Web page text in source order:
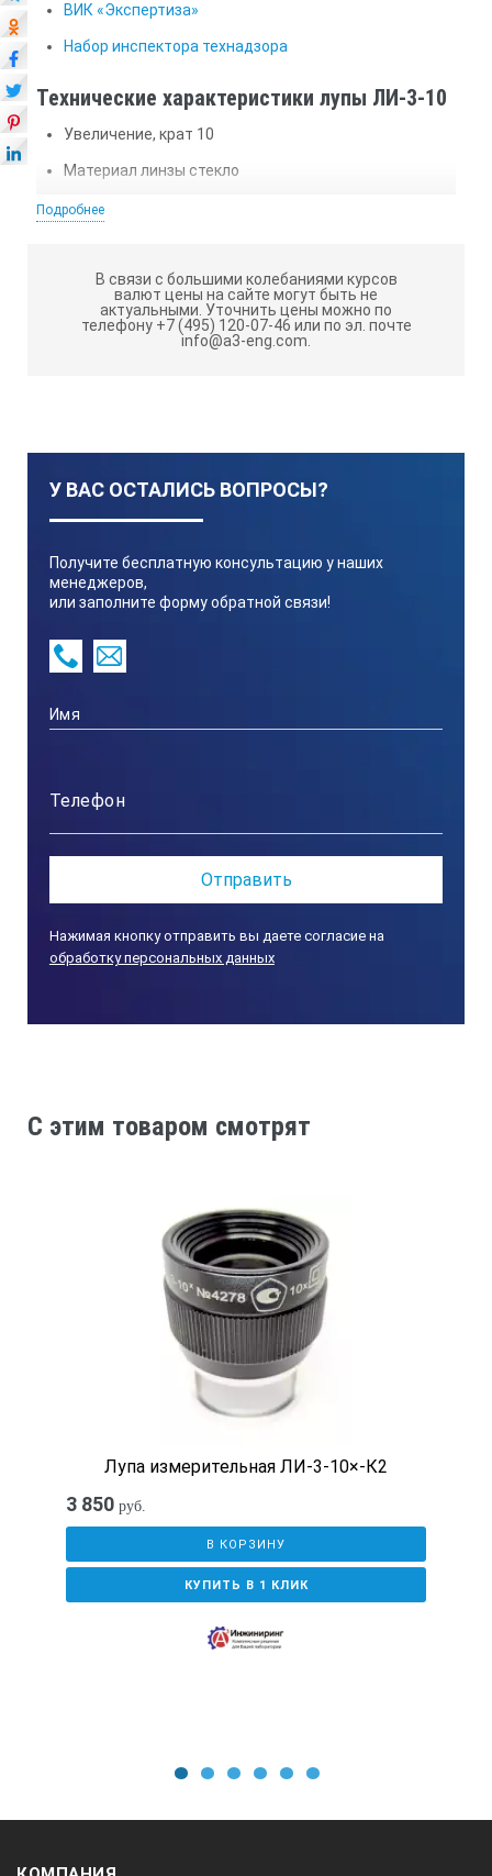
ВИК «Экспертиза»
Набор инспектора технадзора
Технические характеристики лупы ЛИ-3-10
Увеличение, крат 10
Материал линзы стекло
Материал корпуса пластик
Подсветка есть
Источник питания нет
Погрешность, мм 0,02
Преимущества лупы ЛИ-3-10
Небольшие габариты - Ф45х52 (высота) мм;
Удобство хранения.
Подробнее
В связи с большими колебаниями курсов
валют цены на сайте могут быть не
актуальными. Уточнить цены можно по
телефону +7 (495) 120-07-46 или по эл. почте
info@a3-eng.com.
У ВАС ОСТАЛИСЬ ВОПРОСЫ?
Получите бесплатную консультацию у наших
менеджеров,
или заполните форму обратной связи!
Нажимая кнопку отправить вы даете согласие на
обработку персональных данных
C этим товаром смотрят
Лупа измерительная ЛИ-3-10×-К2
3 850 руб.
В КОРЗИНУ
КУПИТЬ В 1 КЛИК